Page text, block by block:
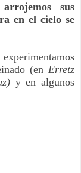
sus
en el cielo se
(en Erretz
y en algunos